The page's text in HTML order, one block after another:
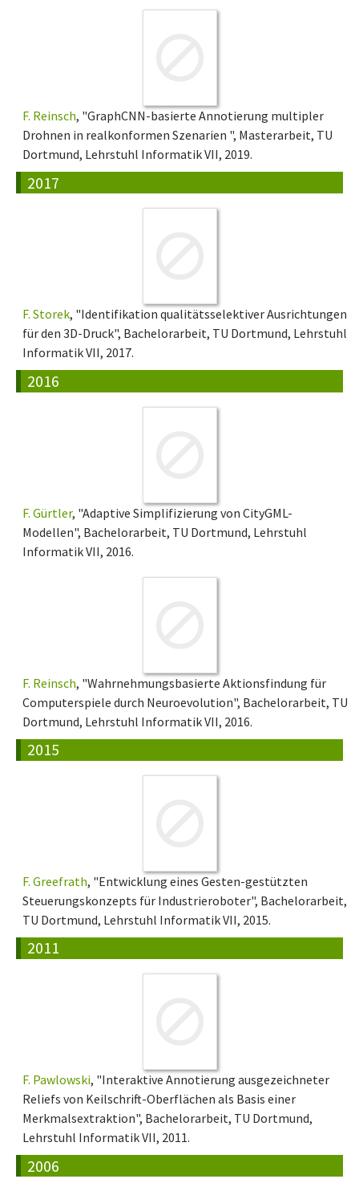
F. Reinsch, "GraphCNN-basierte Annotierung multipler
Drohnen in realkonformen Szenarien ", Masterarbeit, TU
Dortmund, Lehrstuhl Informatik VII, 2019.
2017
F. Storek, "Identifikation qualitätsselektiver Ausrichtungen
für den 3D-Druck", Bachelorarbeit, TU Dortmund, Lehrstuhl
Informatik VII, 2017.
2016
F. Gürtler, "Adaptive Simplifizierung von CityGML-
Modellen", Bachelorarbeit, TU Dortmund, Lehrstuhl
Informatik VII, 2016.
F. Reinsch, "Wahrnehmungsbasierte Aktionsfindung für
Computerspiele durch Neuroevolution", Bachelorarbeit, TU
Dortmund, Lehrstuhl Informatik VII, 2016.
2015
F. Greefrath, "Entwicklung eines Gesten-gestützten
Steuerungskonzepts für Industrieroboter", Bachelorarbeit,
TU Dortmund, Lehrstuhl Informatik VII, 2015.
2011
F. Pawlowski, "Interaktive Annotierung ausgezeichneter
Reliefs von Keilschrift-Oberflächen als Basis einer
Merkmalsextraktion", Bachelorarbeit, TU Dortmund,
Lehrstuhl Informatik VII, 2011.
2006